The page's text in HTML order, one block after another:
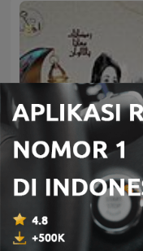
مسلسلات إذاعية "سهرة
الجمعة"